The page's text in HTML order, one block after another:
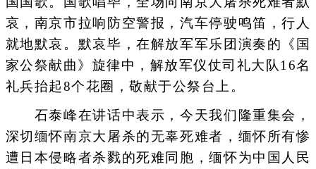
哀，南京市拉响防空警报，汽车停驶鸣笛，行人
就地默哀。默哀毕，在解放军军乐团演奏的《国
家公祭献曲》旋律中，解放军仪仗司礼大队16名
礼兵抬起8个花圈，敬献于公祭台上。
石泰峰在讲话中表示，今天我们隆重集会，
深切缅怀南京大屠杀的无辜死难者，缅怀所有惨
遭日本侵略者杀戮的死难同胞，缅怀为中国人民